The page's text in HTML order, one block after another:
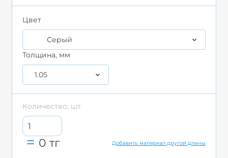
Цвет
Серый
Толщина, мм
1.05
Количество, шт
0 тг Добавить материал другой длины